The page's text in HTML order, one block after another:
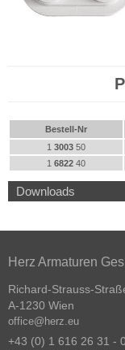
Bestell-Nr
1 3003 50
1 6822 40
Downloads
Herz Armaturen
Richard-Strauss-
A-1230 Wien
office@herz.eu
+43 (0) 1 616 26 31 - 0